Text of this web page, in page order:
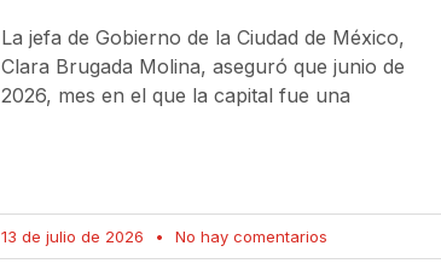
La jefa de Gobierno de la Ciudad de México,
Clara Brugada Molina, aseguró que junio de
2026, mes en el que la capital fue una
13 de julio de 2026 No hay comentarios